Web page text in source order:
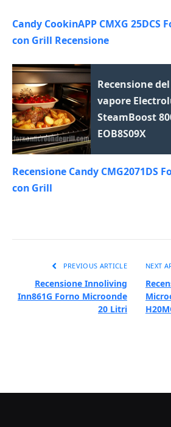
Candy CookinAPP CMXG 25DCS
con Grill Recensione
Recensione
vapore
SteamBoost
EOB8S09X
Recensione Candy CMG2071DS
con Grill
PREVIOUS ARTICLE
Recensione Innoliving
Inn861G Forno Microonde
20 Litri
NEXT